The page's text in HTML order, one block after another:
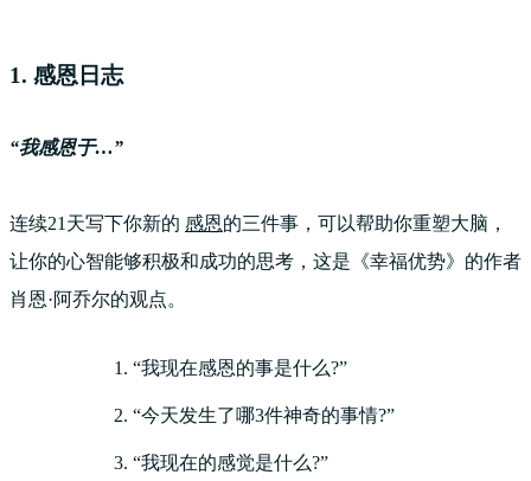
1. 感恩日志
“我感恩于…”
连续21天写下你新的 感恩的三件事，可以帮助你重塑大脑，
让你的心智能够积极和成功的思考，这是《幸福优势》的作者
肖恩·阿乔尔的观点。
“我现在感恩的事是什么?”
“今天发生了哪3件神奇的事情?”
“我现在的感觉是什么?”